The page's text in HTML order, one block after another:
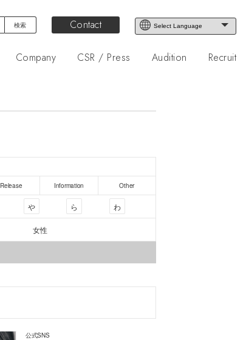
Contact
Company CSR / Press Audition Recruit
Release Information Other
や ら わ
女性
公式SNS